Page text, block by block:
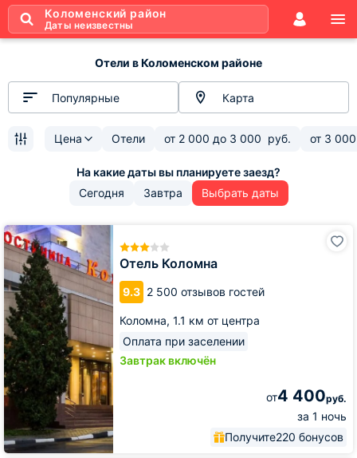
Коломенский район
Даты неизвестны
Отели в Коломенском районе
Популярные Карта
Цена Отели от 2 000 до 3 000 руб. от 3 000
Сегодня Завтра Выбрать даты
Отель Коломна
9.3 2 500 отзывов гостей
Коломна, 1.1 км от центра
Оплата при заселении
Завтрак включён
от4 400руб.
за 1 ночь
Получите220 бонусов
Отель
Коломна